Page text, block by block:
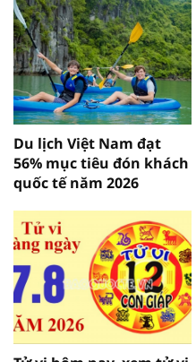
Du lịch Việt Nam đạt
56% mục tiêu đón khách
quốc tế năm 2026